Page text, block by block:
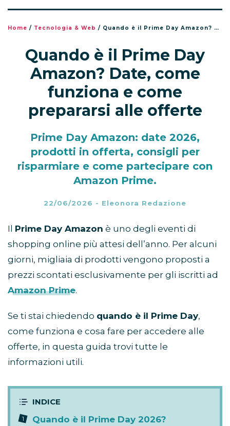
Home / Tecnologia & Web / Quando è il Prime Day Amazon? Date, come funziona e come prepararsi alle offerte
Quando è il Prime Day
Amazon? Date, come
funziona e come
prepararsi alle offerte
Prime Day Amazon: date 2026,
prodotti in offerta, consigli per
risparmiare e come partecipare con
Amazon Prime.
22/06/2026 - Eleonora Redazione
Il Prime Day Amazon è uno degli eventi di
shopping online più attesi dell’anno. Per alcuni
giorni, migliaia di prodotti vengono proposti a
prezzi scontati esclusivamente per gli iscritti ad
Amazon Prime.
Se ti stai chiedendo quando è il Prime Day,
come funziona e cosa fare per accedere alle
offerte, in questa guida trovi tutte le
informazioni utili.
Quando è il Prime Day 2026?